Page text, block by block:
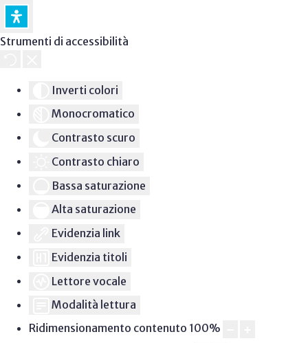
Strumenti di accessibilità
Inverti colori
Monocromatico
Contrasto scuro
Contrasto chiaro
Bassa saturazione
Alta saturazione
Evidenzia link
Evidenzia titoli
Lettore vocale
Modalità lettura
Ridimensionamento contenuto 100%